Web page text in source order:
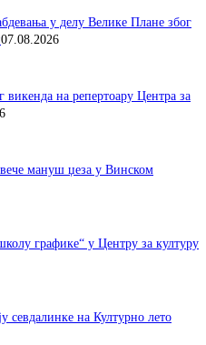
у делу Велике Плане због
07.08.2026
викенда на репертоару Центра за
мануш џеза у Винском
графике“ у Центру за културу
севдалинке на Културно лето